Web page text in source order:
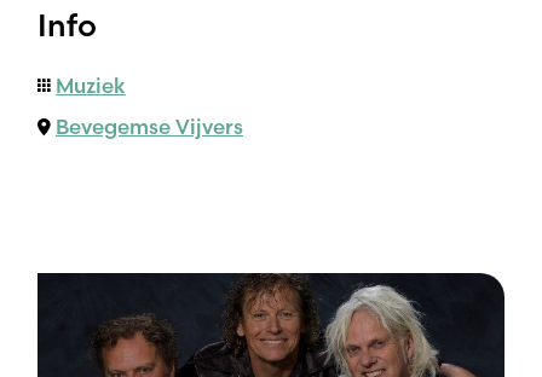
Info
Muziek
Bevegemse Vijvers